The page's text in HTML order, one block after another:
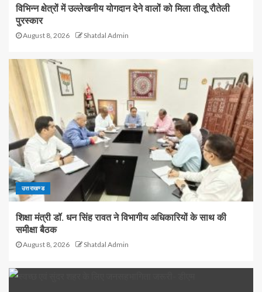
विभिन्न क्षेत्रों में उल्लेखनीय योगदान देने वालों को मिला तीलू रौतेली
पुरस्कार
August 8, 2026 Shatdal Admin
उत्तराखण्ड
शिक्षा मंत्री डॉ. धन सिंह रावत ने विभागीय अधिकारियों के साथ की
समीक्षा बैठक
August 8, 2026 Shatdal Admin